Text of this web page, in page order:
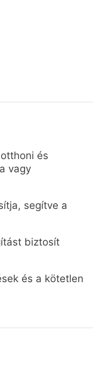
otthoni és
vagy
segítve a
biztosít
és a kötetlen